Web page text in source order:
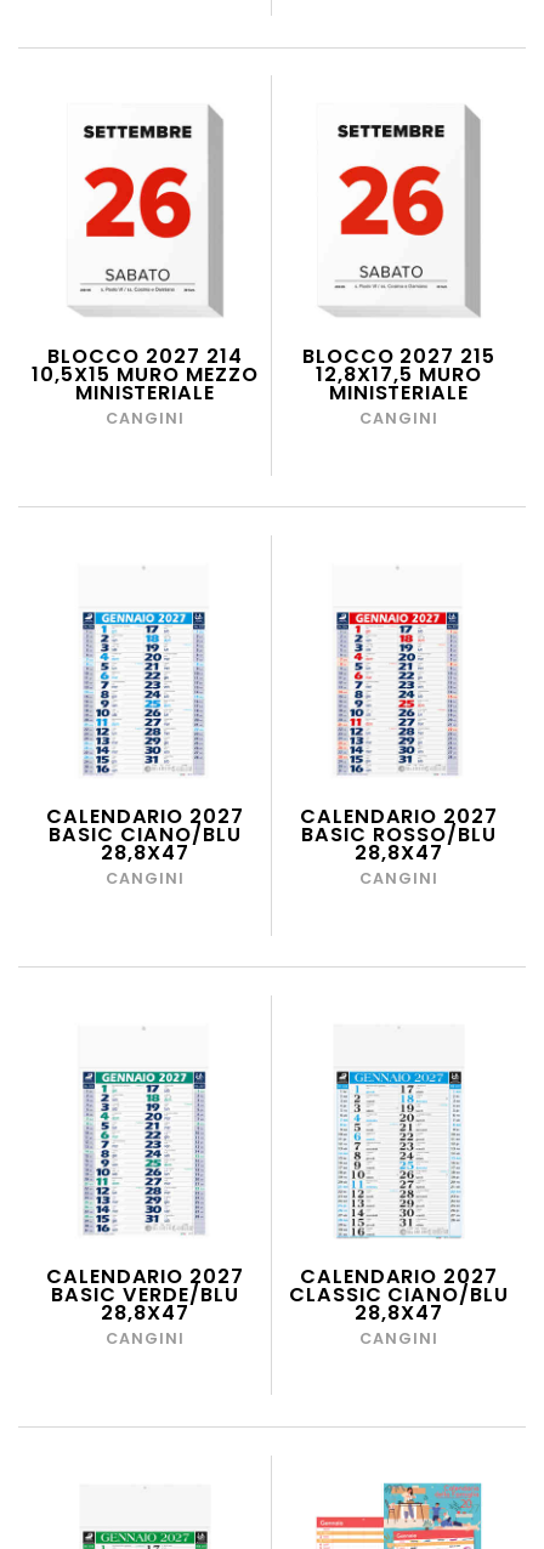
BLOCCO 2027 214
10,5X15 MURO MEZZO
MINISTERIALE
CANGINI
BLOCCO 2027 215
12,8X17,5 MURO
MINISTERIALE
CANGINI
CALENDARIO 2027
BASIC CIANO/BLU
28,8X47
CANGINI
CALENDARIO 2027
BASIC ROSSO/BLU
28,8X47
CANGINI
CALENDARIO 2027
BASIC VERDE/BLU
28,8X47
CANGINI
CALENDARIO 2027
CLASSIC CIANO/BLU
28,8X47
CANGINI